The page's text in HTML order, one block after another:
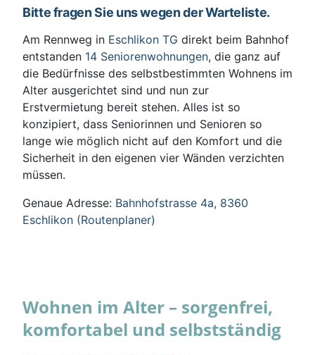
Bitte fragen Sie uns wegen der Warteliste.
Am Rennweg in Eschlikon TG direkt beim Bahnhof
entstanden 14 Seniorenwohnungen, die ganz auf
die Bedürfnisse des selbstbestimmten Wohnens im
Alter ausgerichtet sind und nun zur
Erstvermietung bereit stehen. Alles ist so
konzipiert, dass Seniorinnen und Senioren so
lange wie möglich nicht auf den Komfort und die
Sicherheit in den eigenen vier Wänden verzichten
müssen.
Genaue Adresse: Bahnhofstrasse 4a, 8360
Eschlikon (Routenplaner)
Wohnen im Alter – sorgenfrei,
komfortabel und selbstständig